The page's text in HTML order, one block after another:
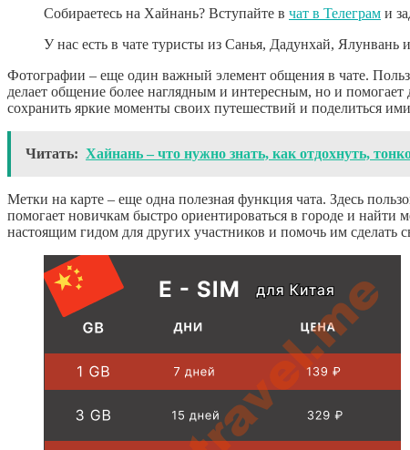
Собираетесь на Хайнань? Вступайте в чат в Телеграм и
У нас есть в чате туристы из Санья, Дадунхай, Ялунвань
Фотографии – еще один важный элемент общения в чате.
делает общение более наглядным и интересным, но и
сохранить яркие моменты своих путешествий и поделиться
Читать: Хайнань – что нужно знать, как отдохнуть,
Метки на карте – еще одна полезная функция чата. Здесь
помогает новичкам быстро ориентироваться в городе и найти
настоящим гидом для других участников и помочь им сделать